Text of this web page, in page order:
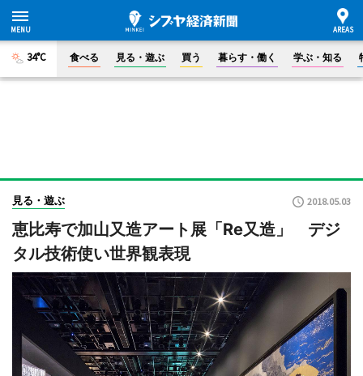
34°C 食べる 見る・遊ぶ 買う 暮らす・働く 学ぶ・知る
見る・遊ぶ 2018.05.03
恵比寿で加山又造アート展「Re又造」 デジ
タル技術使い世界観表現